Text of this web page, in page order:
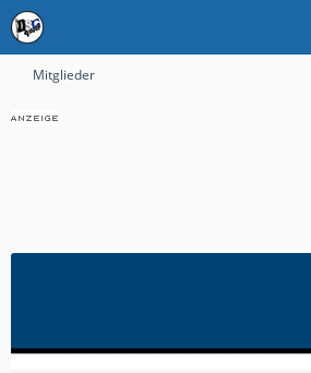
Mitglieder